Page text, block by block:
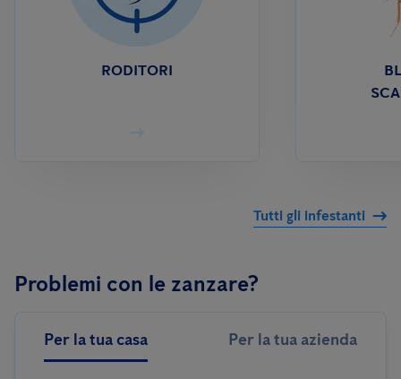
RODITORI
Tutti gli infestanti
Problemi con le zanzare?
Per la tua casa Per la tua azienda